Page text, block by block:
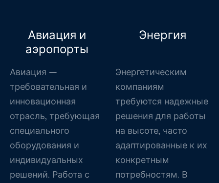
Авиация и
аэропорты
Авиация —
требовательная и
инновационная
отрасль, требующая
специального
оборудования и
индивидуальных
решений. Работа с
Энергия
Энергетическим
компаниям
требуются надежные
решения для работы
на высоте, часто
адаптированные к их
конкретным
потребностям. В